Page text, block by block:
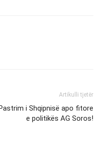
Artikulli tjetër
Pastrim i Shqipnisë apo fitore
e politikës AG Soros!